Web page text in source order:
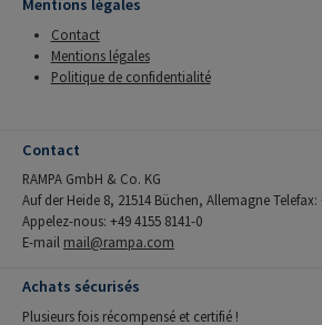
Mentions légales
Contact
Mentions légales
Politique de confidentialité
Contact
RAMPA GmbH & Co. KG
Auf der Heide 8, 21514 Büchen, Allemagne Telefax:
Appelez-nous: +49 4155 8141-0
E-mail mail@rampa.com
Achats sécurisés
Plusieurs fois récompensé et certifié !